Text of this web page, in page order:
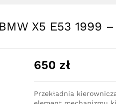
X5 E53 1999
650 zł
Przekładnia